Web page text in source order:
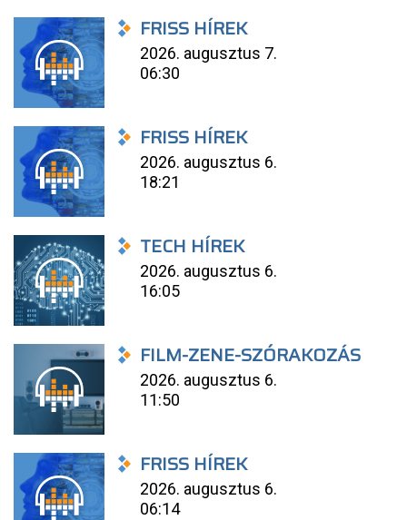
FRISS HÍREK
2026. augusztus 7.
06:30
FRISS HÍREK
2026. augusztus 6.
18:21
TECH HÍREK
2026. augusztus 6.
16:05
FILM-ZENE-SZÓRAKOZÁS
2026. augusztus 6.
11:50
FRISS HÍREK
2026. augusztus 6.
06:14